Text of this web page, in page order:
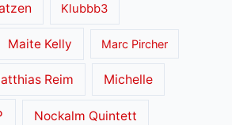
Klubbb3
Maite Kelly Marc Pircher
Reim Michelle
Nockalm Quintett